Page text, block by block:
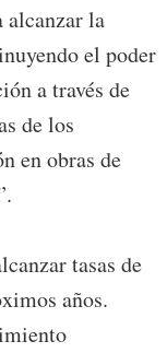
alcanzar la
el poder
a través de
de los
en obras de
tasas de
años.